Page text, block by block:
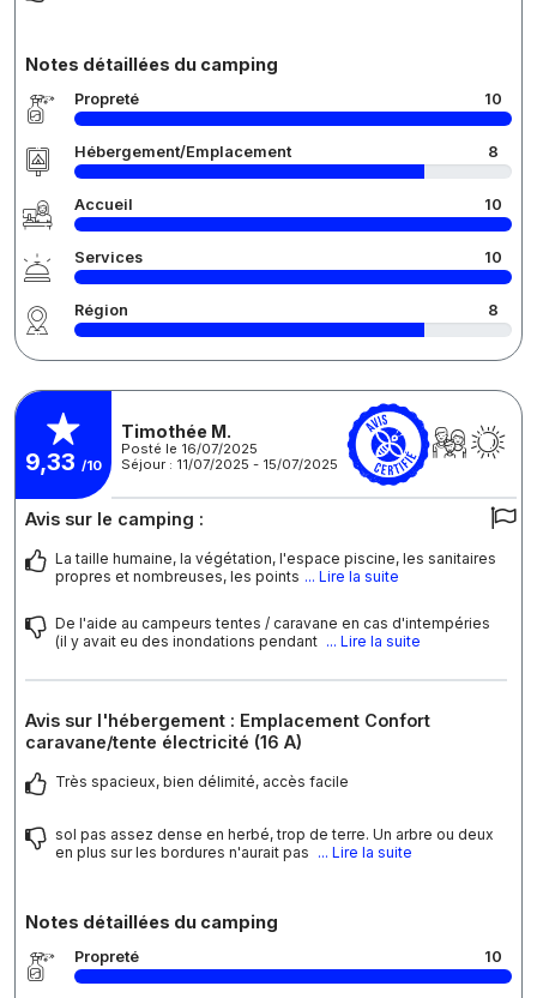
Notes détaillées du camping
Propreté 10
Hébergement/Emplacement 8
Accueil 10
Services 10
Région 8
9,33 /10
Timothée M.
Posté le 16/07/2025
Séjour : 11/07/2025 - 15/07/2025
Avis sur le camping :
La taille humaine, la végétation, l'espace piscine, les sanitaires
propres et nombreuses, les points ... Lire la suite
De l'aide au campeurs tentes / caravane en cas d'intempéries
(il y avait eu des inondations pendant ... Lire la suite
Avis sur l'hébergement : Emplacement Confort
caravane/tente électricité (16 A)
Très spacieux, bien délimité, accès facile
sol pas assez dense en herbé, trop de terre. Un arbre ou deux
en plus sur les bordures n'aurait pas ... Lire la suite
Notes détaillées du camping
Propreté 10